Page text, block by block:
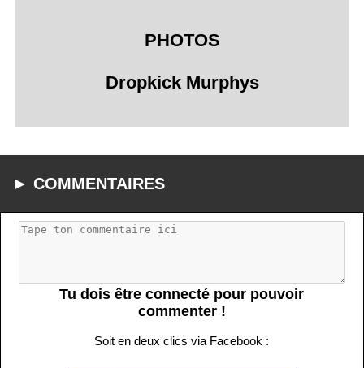
PHOTOS
Dropkick Murphys
► COMMENTAIRES
Tu dois être connecté pour pouvoir
commenter !
Soit en deux clics via Facebook :